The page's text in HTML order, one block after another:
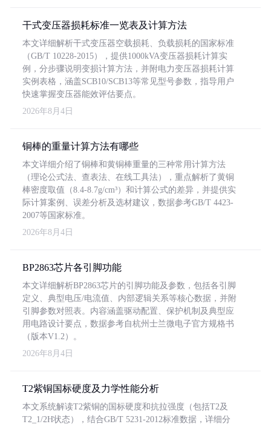
干式变压器损耗标准一览表及计算方法
本文详细解析干式变压器空载损耗、负载损耗的国家标准
（GB/T 10228-2015），提供1000kVA变压器损耗计算实
例，分步骤说明变损计算方法，并附电力变压器损耗计算
实例表格，涵盖SCB10/SCB13等常见型号参数，指导用户
快速掌握变压器能效评估要点。
2026年8月4日
铜棒的重量计算方法有哪些
本文详细介绍了铜棒和黄铜棒重量的三种常用计算方法
（理论公式法、查表法、在线工具法），重点解析了黄铜
棒密度取值（8.4-8.7g/cm³）和计算公式的差异，并提供实
际计算案例、误差分析及选材建议，数据参考GB/T 4423-
2007等国家标准。
2026年8月4日
BP2863芯片各引脚功能
本文详细解析BP2863芯片的引脚功能及参数，包括各引脚
定义、典型电压/电流值、内部逻辑关系等核心数据，并附
引脚参数对照表。内容涵盖驱动配置、保护机制及典型应
用电路设计要点，数据参考自杭州士兰微电子官方规格书
（版本V1.2）。
2026年8月4日
T2紫铜国标硬度及力学性能分析
本文系统解读T2紫铜的国标硬度和抗拉强度（包括T2及
T2_1/2H状态），结合GB/T 5231-2012标准数据，详细分